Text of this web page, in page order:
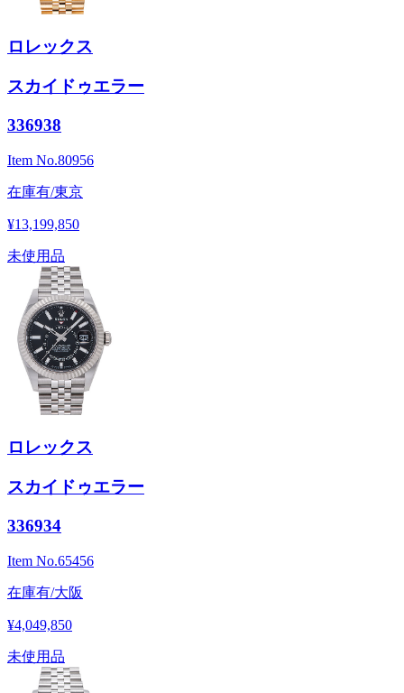
ロレックス
スカイドゥエラー
336938
Item No.80956
在庫有/東京
¥13,199,850
未使用品
ロレックス
スカイドゥエラー
336934
Item No.65456
在庫有/大阪
¥4,049,850
未使用品